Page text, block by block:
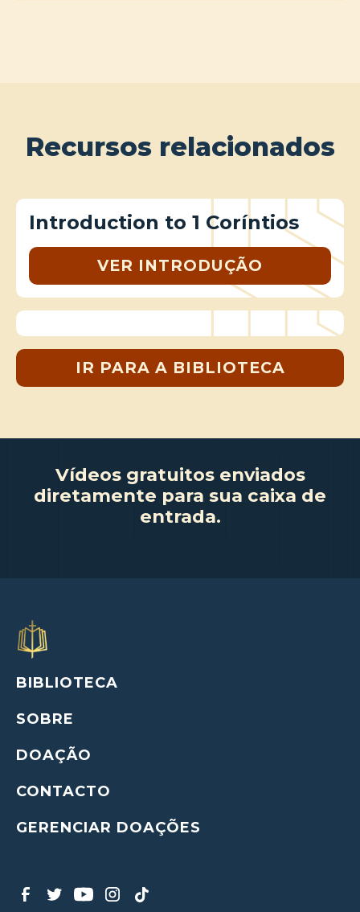
Recursos relacionados
Introduction to 1 Coríntios
VER INTRODUÇÃO
IR PARA A BIBLIOTECA
Vídeos gratuitos enviados
diretamente para sua caixa de
entrada.
BIBLIOTECA
SOBRE
DOAÇÃO
CONTACTO
GERENCIAR DOAÇÕES